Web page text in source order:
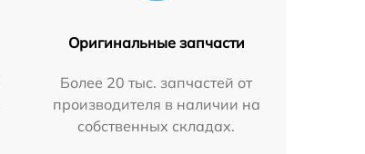
Оригинальные запчасти
Более 20 тыс. запчастей от
производителя в наличии на
собственных складах.